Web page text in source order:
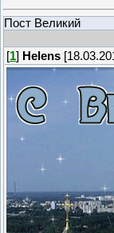
Пост Великий
[1] Helens